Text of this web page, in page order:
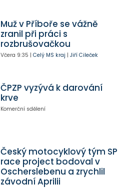
Muž v Příboře se vážně
zranil při práci s
rozbrušovačkou
Včera 9:35 | Celý MS kraj | Jiří Cileček
ČPZP vyzývá k darování
krve
Komerční sdělení
Český motocyklový tým SP
race project bodoval v
Oscherslebenu a zrychlil
závodní Aprilii